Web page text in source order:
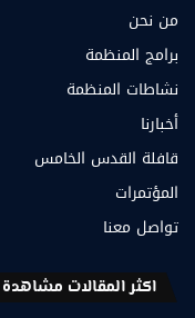
من نحن
برامج المنظمة
نشاطات المنظمة
أخبارنا
قافلة القدس الخامس
المؤتمرات
تواصل معنا
اكثر المقالات مشاهدة